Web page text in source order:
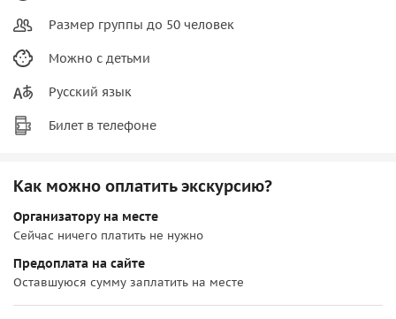
Размер группы до 50 человек
Можно с детьми
Русский язык
Билет в телефоне
Как можно оплатить экскурсию?
Организатору на месте
Сейчас ничего платить не нужно
Предоплата на сайте
Оставшуюся сумму заплатить на месте